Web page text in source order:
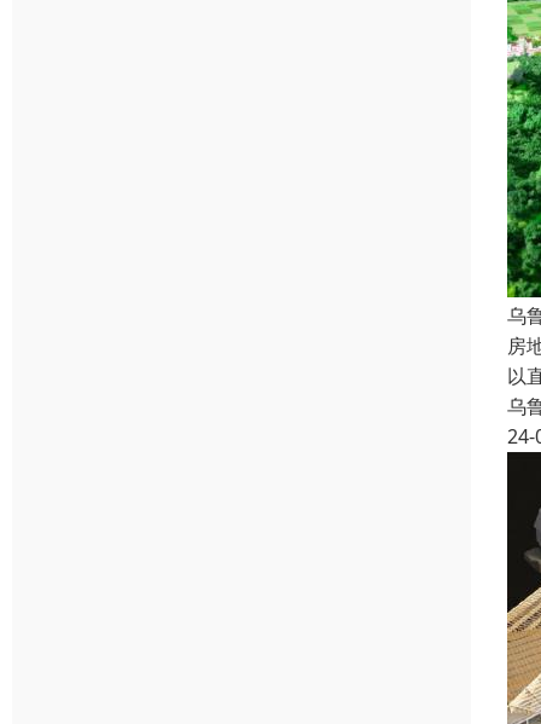
乌
房
以
乌
24-